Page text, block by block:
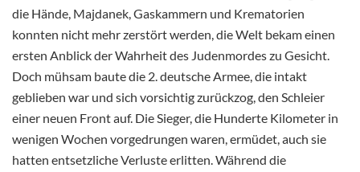
die Hände, Majdanek, Gaskammern und Krematorien
konnten nicht mehr zerstört werden, die Welt bekam einen
ersten Anblick der Wahrheit des Judenmordes zu Gesicht.
Doch mühsam baute die 2. deutsche Armee, die intakt
geblieben war und sich vorsichtig zurückzog, den Schleier
einer neuen Front auf. Die Sieger, die Hunderte Kilometer in
wenigen Wochen vorgedrungen waren, ermüdet, auch sie
hatten entsetzliche Verluste erlitten. Während die